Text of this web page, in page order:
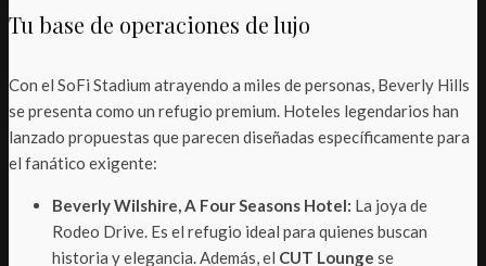
Tu base de operaciones de lujo
Con el SoFi Stadium atrayendo a miles de personas, Beverly Hills
se presenta como un refugio premium. Hoteles legendarios han
lanzado propuestas que parecen diseñadas específicamente para
el fanático exigente:
Beverly Wilshire, A Four Seasons Hotel: La joya de
Rodeo Drive. Es el refugio ideal para quienes buscan
historia y elegancia. Además, el CUT Lounge se